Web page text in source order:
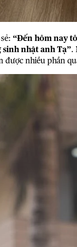
“Đến hôm nay
nhật anh Tạ”.
được nhiều phần